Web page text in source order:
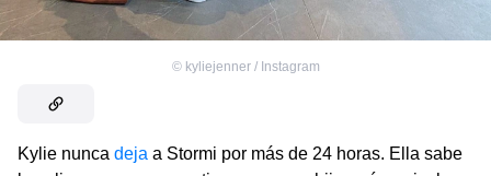
© kyliejenner / Instagram
Kylie nunca deja a Stormi por más de 24 horas. Ella sabe